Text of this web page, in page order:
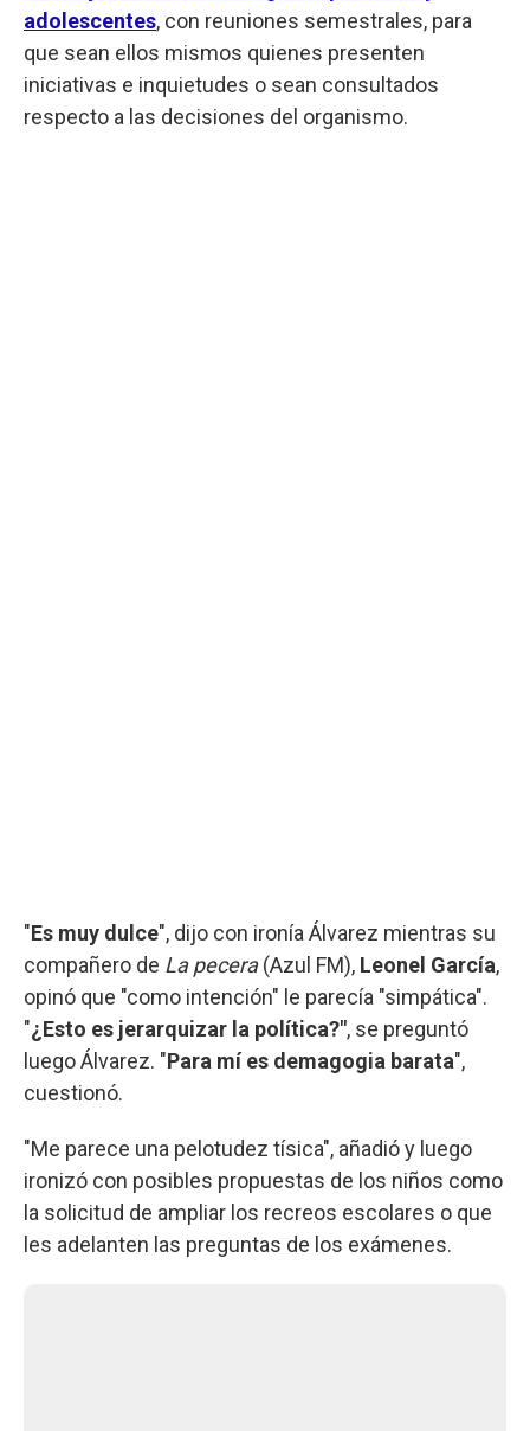
adolescentes, con reuniones semestrales, para
que sean ellos mismos quienes presenten
iniciativas e inquietudes o sean consultados
respecto a las decisiones del organismo.
"Es muy dulce", dijo con ironía Álvarez mientras su
compañero de La pecera(Azul FM), Leonel García,
opinó que "como intención" le parecía "simpática".
"¿Esto es jerarquizar la política?", se preguntó
luego Álvarez. "Para mí es demagogia barata",
cuestionó.
"Me parece una pelotudez tísica", añadió y luego
ironizó con posibles propuestas de los niños como
la solicitud de ampliar los recreos escolares o que
les adelanten las preguntas de los exámenes.